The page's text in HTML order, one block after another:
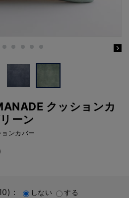
クッションカ
ーン
ンカバー
： しない する